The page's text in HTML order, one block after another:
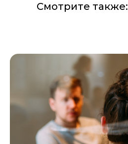
Смотрите также: